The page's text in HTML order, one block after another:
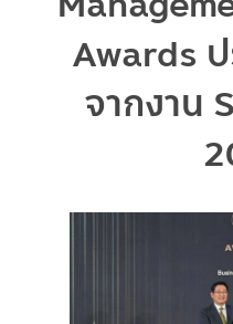
Awards
จากงาน